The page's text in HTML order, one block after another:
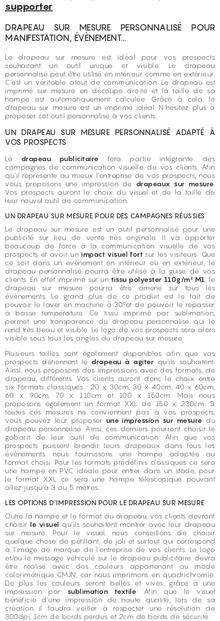
supporter
DRAPEAU SUR MESURE PERSONNALISÉ POUR
MANIFESTATION, ÉVÈNEMENT...
Le drapeau sur mesure est idéal pour vos prospects
souhaitant un outil unique et visible. Le drapeau
personnalisé peut être utilisé en intérieur comme en extérieur.
C'est un véritable atout de communication. Le drapeau est
imprimé sur mesure en découpe droite et la taille de sa
hampe est automatiquement calculée. Grâce à cela, le
drapeau sur mesure est un imprimé idéal. N'hésitez plus à
proposer cet outil personnalisé à vos clients.
UN DRAPEAU SUR MESURE PERSONNALISÉ ADAPTÉ À
VOS PROSPECTS
Le drapeau publicitaire fera partie intégrante des
campagnes de communication visuelle de vos clients. Afin
qu'il représente au mieux l'entreprise de vos prospects, nous
vous proposons une impression de drapeaux sur mesure
Vos prospects auront le choix du visuel et de la taille de
leur nouvel outil de communication.
UN DRAPEAU SUR MESURE POUR DES CAMPAGNES RÉUSSIES
Le drapeau sur mesure est un outil personnalisé pour une
publicité sur lieu de vente très originale. Il va apporter
beaucoup de force à la communication visuelle de vos
prospects et avoir un impact visuel fort sur les visiteurs. Que
ce soit dans un évènement en intérieur ou en extérieur, le
drapeau personnalisé pourra être utilisé à la guise de vos
clients. En effet imprimé sur un tissu polyester 110g/m² M1 , le
drapeau sur mesure pourra être amené sur tous les
évènements. Le grand plus de ce produit est le fait de
pouvoir le laver en machine à 30°et de pouvoir le repasser
à basse température. Ce tissu imprimé par sublimation,
permet une transparence du drapeau personnalisé qui le
rend très beau et visible. Le logo de vos prospects sera alors
visible sous tous les angles du drapeau sur mesure.
Plusieurs tailles sont également disponibles afin que vos
prospects détiennent le drapeau à agiter qu'ils souhaitent.
Ainsi, nous proposons des impressions avec des formats, de
drapeau, différents. Vos clients auront donc le choix entre
six formats classiques : 20 x 30cm, 30 x 40cm, 40 x 60cm,
60 x 90cm, 70 x 110cm et 100 x 150cm. Mais nous
proposons également un format XXL de 150 x 230cm. Si
toutes ces mesures ne conviennent pas à vos prospects,
vous pouvez leur proposer une impression sur mesure du
drapeau personnalisé. Ainsi, ces derniers pourront choisir le
gabarit de leur outil de communication. Afin que vos
prospects puissent brandir leurs drapeaux dans tous les
évènements, nous fournissons une hampe adaptée au
format choisi. Pour les formats prédéfinis classiques ce sera
une hampe en PVC idéale pour entrer dans un stade, pour
le format XXL ce sera une hampe télescopique pouvant
allez jusqu'à 3 ou 5 mètres.
LES OPTIONS D'IMPRESSION POUR LE DRAPEAU SUR MESURE
Outre la hampe et le format du drapeau, vos clients devront
choisir le visuel qu'ils souhaitent montrer avec leur drapeau
sur mesure. Pour le visuel, nous conseillons de choisir
quelque chose de pétillant, de joli et surtout qui correspond
à l'image de marque de l'entreprise de vos clients. Le logo
et/ou le message véhiculé sur le drapeau publicitaire devra
être réalisé avec des couleurs appartenant au mode
colorimétrique CMJN, car nous imprimons en quadrichromie.
De plus les couleurs seront belles et vives, grâce à une
impression par sublimation textile . Afin que le visuel
bénéficie d'une impression de haute qualité, lors de sa
création il faudra veiller à respecter une résolution de
300dpi, 1cm de bords perdus et 2cm de bords de sécurité.